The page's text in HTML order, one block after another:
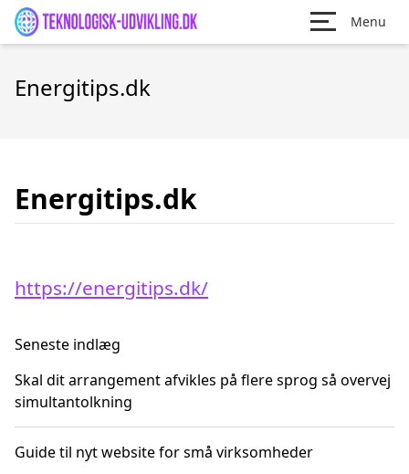
Menu
Energitips.dk
Energitips.dk
https://energitips.dk/
Seneste indlæg
Skal dit arrangement afvikles på flere sprog så overvej
simultantolkning
Guide til nyt website for små virksomheder